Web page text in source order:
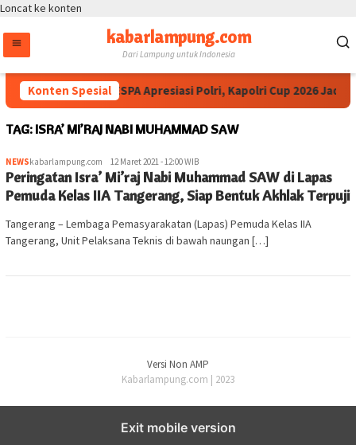
Loncat ke konten
kabarlampung.com
Dari Lampung untuk Indonesia
Konten SpesialKetua IESPA Apresiasi Polri, Kapolri Cup 2026 Jadi
TAG: ISRA’ MI’RAJ NABI MUHAMMAD SAW
NEWSkabarlampung.com 12 Maret 2021 - 12:00 WIB
Peringatan Isra’ Mi’raj Nabi Muhammad SAW di Lapas
Pemuda Kelas IIA Tangerang, Siap Bentuk Akhlak Terpuji
Tangerang – Lembaga Pemasyarakatan (Lapas) Pemuda Kelas IIA
Tangerang, Unit Pelaksana Teknis di bawah naungan […]
Versi Non AMP
Kabarlampung.com | 2023
Exit mobile version